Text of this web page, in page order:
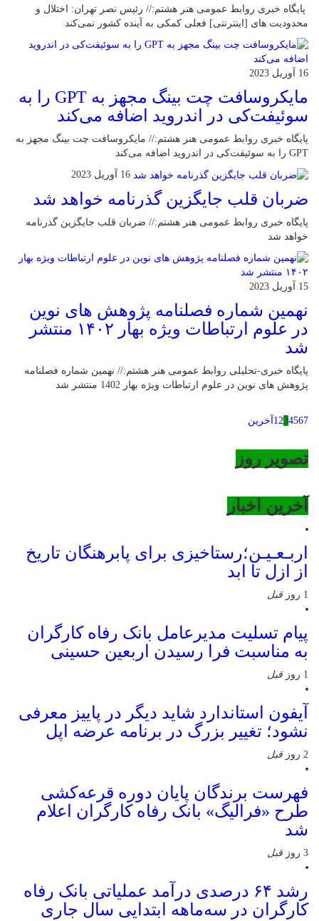
پایگاه خبری روابط عمومی هنر هشتم:// رئیس نصر تهران: اختلال و
محدودیت های [اینترنتی] فعلی کمکی به آینده کشور نمی‌کند
16 آوریل 2023
مایکروسافت چت بینگ مجهز به GPT را به
سوئیفت‌کی در اندروید اضافه می‌کند
پایگاه خبری روابط عمومی هنر هشتم:// مایکروسافت چت بینگ مجهز به
GPT را به سوئیفت‌کی در اندروید اضافه می‌کند
16 آوریل 2023
ضربان قلب جایگزین گذرنامه خواهد شد
پایگاه خبری روابط عمومی هنر هشتم:// ضربان قلب جایگزین گذرنامه
خواهد شد
15 آوریل 2023
نهمین شماره فصلنامه پژوهش های نوین
در علوم ارتباطات ویژه بهار ۱۴۰۲ منتشر
شد
پایگاه خبری-تحلیلی روابط عمومی هنر هشتم:// نهمین شماره فصلنامه
پژوهش های نوین در علوم ارتباطات ویژه بهار 1402 منتشر شد
1234567 آخرین
تصویر روز
آخرین اخبار
اربـعـیـن؛رستاخیزی برای پابرهنگان تاریخ
از ازل تا ابد
1 روز قبل
پیام تسلیت مدیرعامل بانک رفاه کارگران
به مناسبت فرا رسیدن اربعین حسینی
1 روز قبل
آیفون استاندارد شاید دیگر در پاییز معرفی
نشود؛ تغییر بزرگ در برنامه عرضه اپل
2 روز قبل
فهرست برندگان پایان دوره قرعه‌کشی
طرح «فرالیگ» بانک رفاه کارگران اعلام
شد
3 روز قبل
رشد ۶۴ درصدی درآمد عملیاتی بانک رفاه
کارگران در سه‌ماهه ابتدایی سال جاری